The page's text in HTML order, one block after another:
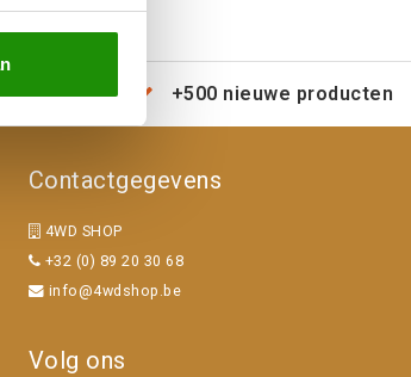
heel Europa +500 nieuwe producten
Contactgegevens
4WD SHOP
+32 (0) 89 20 30 68
info@4wdshop.be
Volg ons